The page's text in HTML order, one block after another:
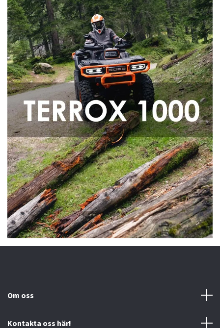
Om oss
Kontakta oss här!